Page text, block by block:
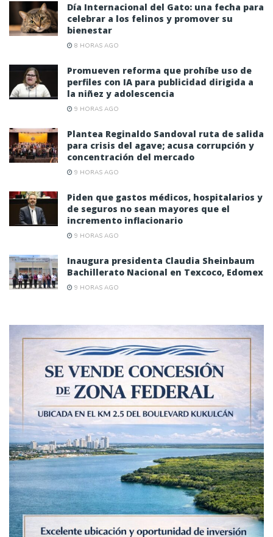
Día Internacional del Gato: una fecha para
celebrar a los felinos y promover su
bienestar
8 HORAS AGO
Promueven reforma que prohíbe uso de
perfiles con IA para publicidad dirigida a
la niñez y adolescencia
9 HORAS AGO
Plantea Reginaldo Sandoval ruta de salida
para crisis del agave; acusa corrupción y
concentración del mercado
9 HORAS AGO
Piden que gastos médicos, hospitalarios y
de seguros no sean mayores que el
incremento inflacionario
9 HORAS AGO
Inaugura presidenta Claudia Sheinbaum
Bachillerato Nacional en Texcoco, Edomex
9 HORAS AGO